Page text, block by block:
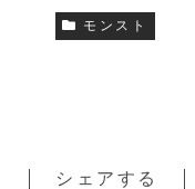
モンスト
シェアする